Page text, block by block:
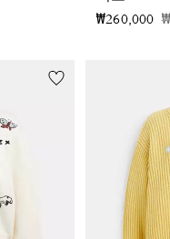
₩260,000